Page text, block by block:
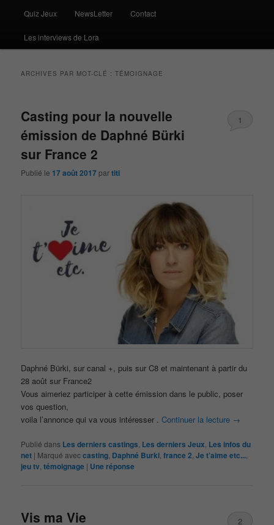
Quiz Jeux NewsLetter Contact
Les interviews de Lora
ARCHIVES PAR MOT-CLÉ :TÉMOIGNAGE
Casting pour la nouvelle
émission de Daphné Bürki
sur France 2
Publié le 17 août 2017 partiti
1
Daphné Bürki, sur canal +, puis sur C8 et maintenant à partir du
28 août sur France2
Vous aimeriez participer à cette émission dans le public, poser
vos question,
voila l’annonce qui va vous intéresser . Continuer la lecture →
Publié dans Les derniers castings, Les derniers Jeux, Les infos du
net | Marqué aveccasting, Daphné Burki,france 2,Je t’aime etc...,
jeu tv,témoignage | Une réponse
Vis ma Vie 2